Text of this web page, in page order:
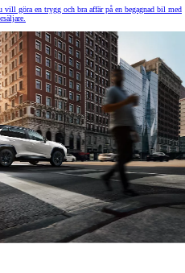
vill göra en trygg och bra affär på en begagnad bil med